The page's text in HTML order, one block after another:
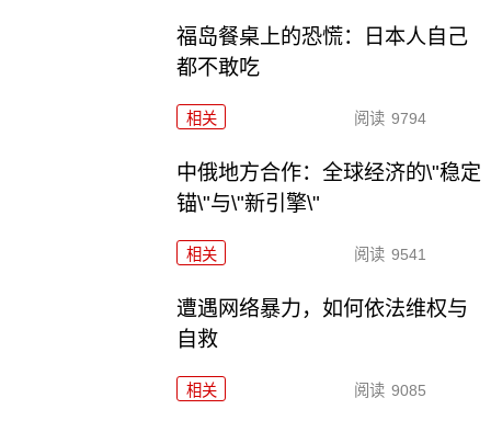
福岛餐桌上的恐慌：日本人自己
都不敢吃
相关 阅读 9794
中俄地方合作：全球经济的\"稳定
锚\"与\"新引擎\"
相关 阅读 9541
遭遇网络暴力，如何依法维权与
自救
相关 阅读 9085